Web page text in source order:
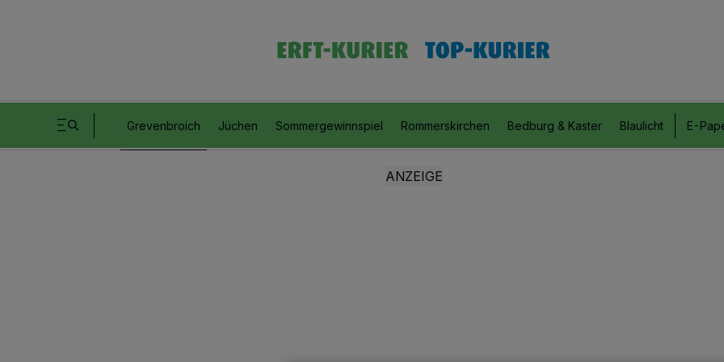
Grevenbroich Jüchen Sommergewinnspiel Rommerskirchen Bedburg & Kaster Blaulicht E-